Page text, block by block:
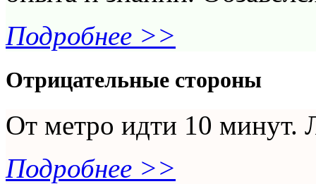
Подробнее >>
Отрицательные стороны
От метро идти 10 минут.
Подробнее >>